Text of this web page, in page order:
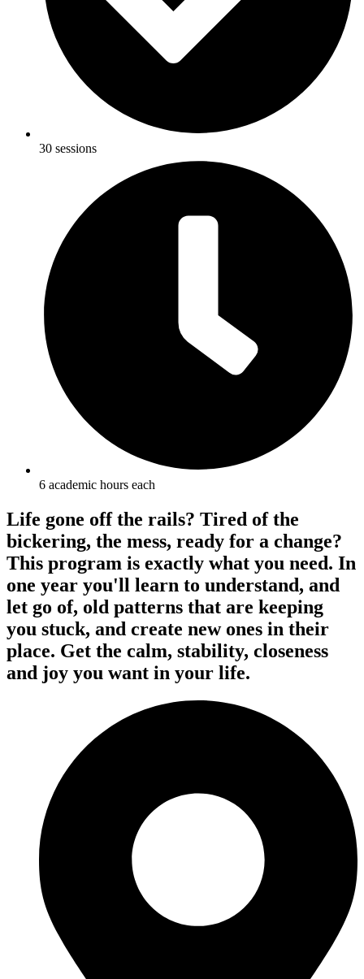
30 sessions
6 academic hours each
Life gone off the rails? Tired of the
bickering, the mess, ready for a change?
This program is exactly what you need. In
one year you'll learn to understand, and
let go of, old patterns that are keeping
you stuck, and create new ones in their
place. Get the calm, stability, closeness
and joy you want in your life.